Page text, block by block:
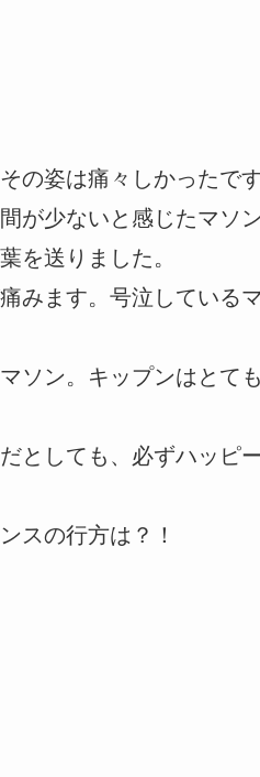
の姿は痛々しかったです
が少ないと感じたマソ
を送りました。
みます。号泣している
ソン。キップンはとて
としても、必ずハッピ
スの行方は？！